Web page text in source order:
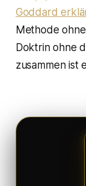
Goddard
Methode
Doktrin ohne
zusammen ist